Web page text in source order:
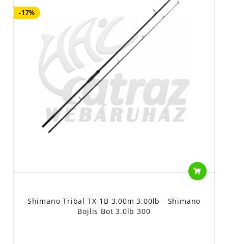
-17%
Shimano Tribal TX-1B 3,00m 3,00lb - Shimano
Bojlis Bot 3.0lb 300